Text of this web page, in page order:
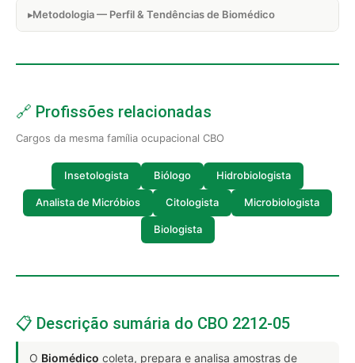
Metodologia — Perfil & Tendências de Biomédico
🔗 Profissões relacionadas
Cargos da mesma família ocupacional CBO
Insetologista Biólogo Hidrobiologista
Analista de Micróbios Citologista Microbiologista
Biologista
📋 Descrição sumária do CBO 2212-05
O Biomédico coleta, prepara e analisa amostras de